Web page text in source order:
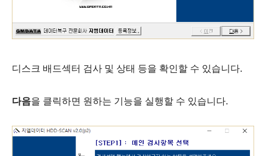
디스크 배드섹터 검사 및 상태 등을 확인할 수 있습니다.
다음을 클릭하면 원하는 기능을 실행할 수 있습니다.